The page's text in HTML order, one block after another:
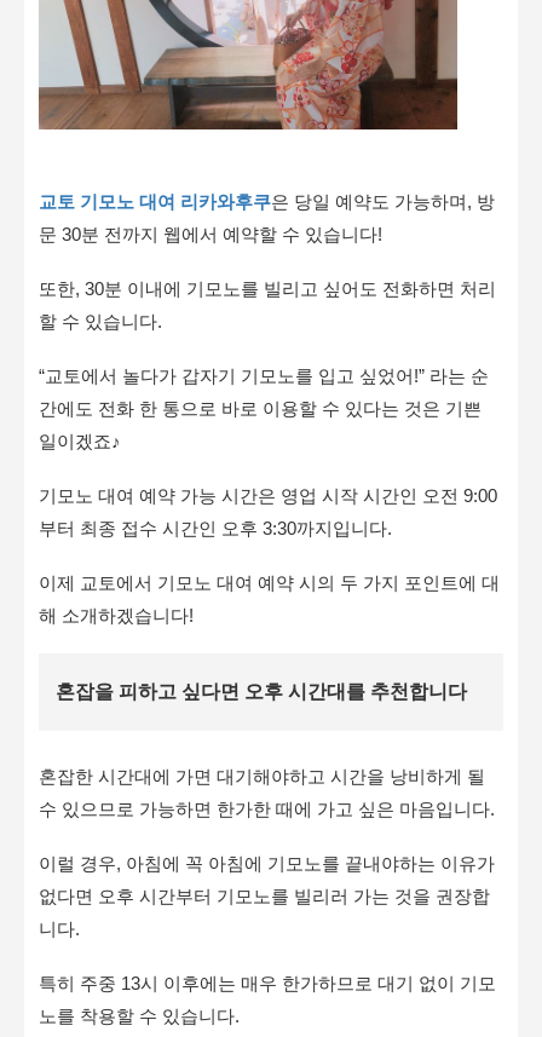
교토 기모노 대여 리카와후쿠은 당일 예약도 가능하며, 방
문 30분 전까지 웹에서 예약할 수 있습니다!
또한, 30분 이내에 기모노를 빌리고 싶어도 전화하면 처리
할 수 있습니다.
“교토에서 놀다가 갑자기 기모노를 입고 싶었어!” 라는 순
간에도 전화 한 통으로 바로 이용할 수 있다는 것은 기쁜
일이겠죠♪
기모노 대여 예약 가능 시간은 영업 시작 시간인 오전 9:00
부터 최종 접수 시간인 오후 3:30까지입니다.
이제 교토에서 기모노 대여 예약 시의 두 가지 포인트에 대
해 소개하겠습니다!
혼잡을 피하고 싶다면 오후 시간대를 추천합니다
혼잡한 시간대에 가면 대기해야하고 시간을 낭비하게 될
수 있으므로 가능하면 한가한 때에 가고 싶은 마음입니다.
이럴 경우, 아침에 꼭 아침에 기모노를 끝내야하는 이유가
없다면 오후 시간부터 기모노를 빌리러 가는 것을 권장합
니다.
특히 주중 13시 이후에는 매우 한가하므로 대기 없이 기모
노를 착용할 수 있습니다.